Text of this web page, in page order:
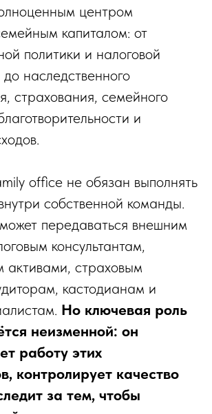
центром
капиталом: от
политики и налоговой
наследственного
страхования, семейного
и
office не обязан выполнять
собственной команды.
передаваться внешним
консультантам,
страховым
кастодианам и
Но ключевая роль
неизменной: он
работу этих
контролирует качество
за тем, чтобы